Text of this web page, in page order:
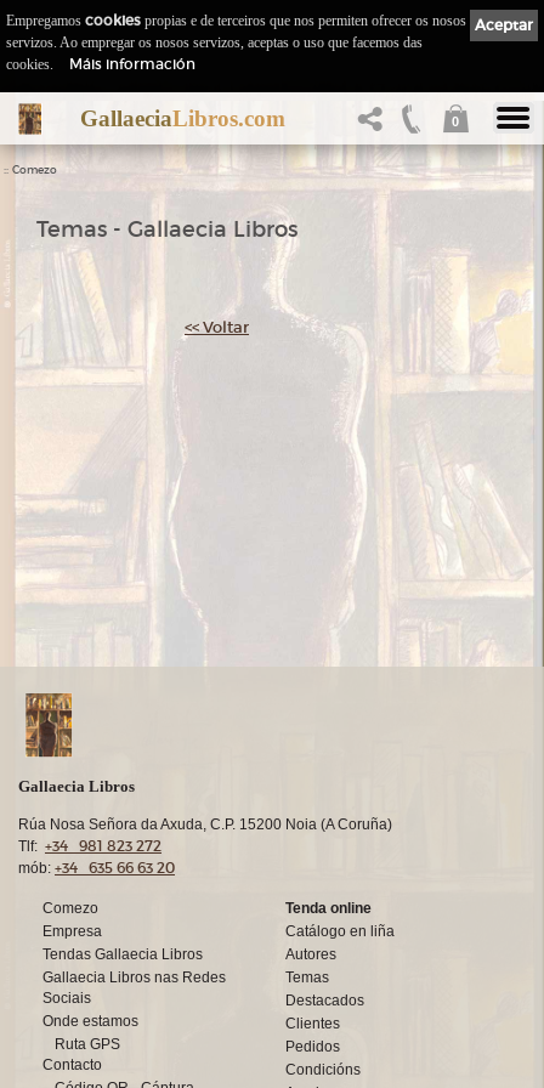
GallaeciaLibros.com 0
:: Comezo
Temas - Gallaecia Libros
<< Voltar
Gallaecia Libros
Rúa Nosa Señora da Axuda, C.P. 15200 Noia (A Coruña)
Tlf: +34 981 823 272
mób: +34 635 66 63 20
Comezo
Empresa
Tendas Gallaecia Libros
Gallaecia Libros nas Redes
Sociais
Onde estamos
Ruta GPS
Contacto
Tenda online
Catálogo en liña
Autores
Temas
Destacados
Clientes
Pedidos
Condicións
Aceptar
Empregamos cookies propias e de terceiros que nos permiten ofrecer os nosos
servizos. Ao empregar os nosos servizos, aceptas o uso que facemos das
cookies.
Máis información